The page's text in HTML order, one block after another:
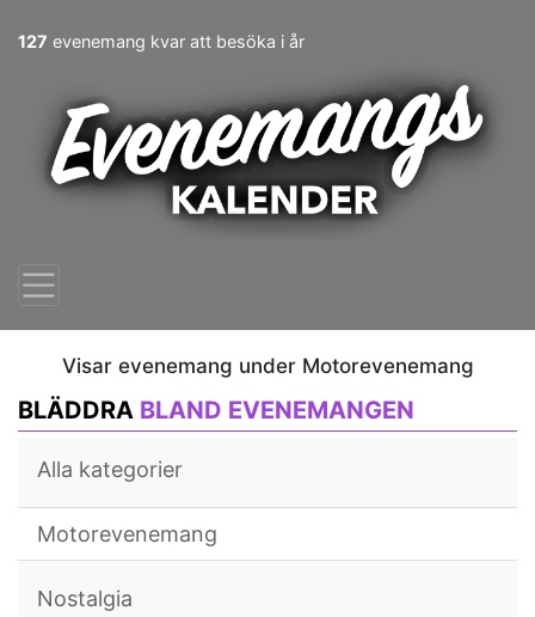
127 evenemang kvar att besöka i år
Visar evenemang under Motorevenemang
BLÄDDRA BLAND EVENEMANGEN
Alla kategorier
Motorevenemang
Nostalgia